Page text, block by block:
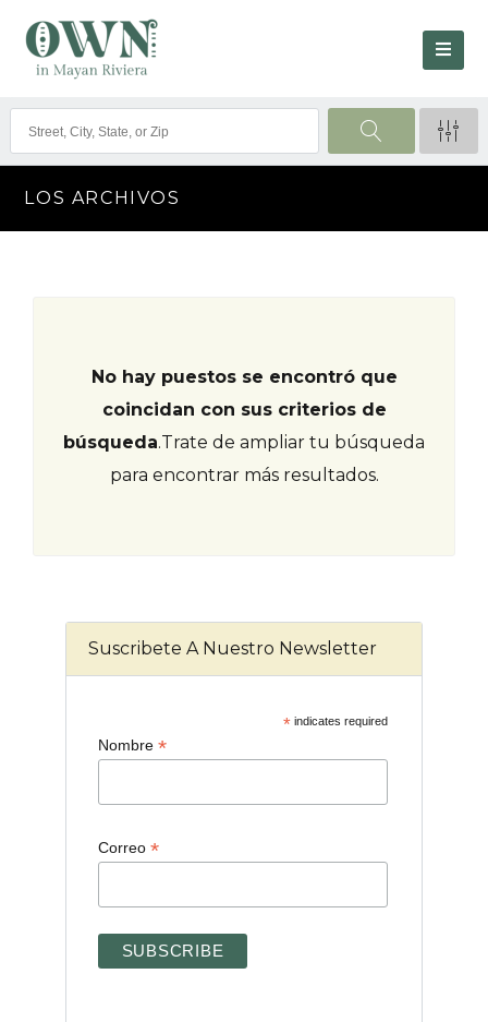
LOS ARCHIVOS
No hay puestos se encontró que
coincidan con sus criterios de
búsqueda.Trate de ampliar tu búsqueda
para encontrar más resultados.
Suscribete A Nuestro Newsletter
*indicates required
Nombre *
Correo *